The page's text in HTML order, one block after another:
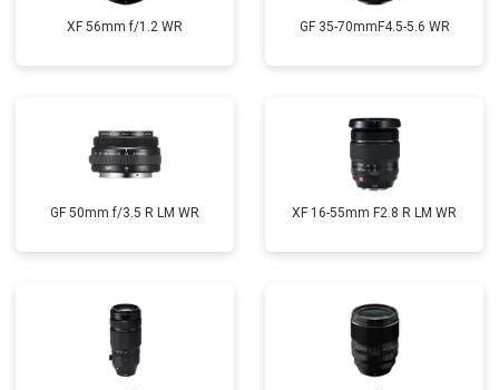
XF 56mm f/1.2 WR GF 35-70mmF4.5-5.6 WR
GF 50mm f/3.5 R LM WR XF 16-55mm F2.8 R LM WR